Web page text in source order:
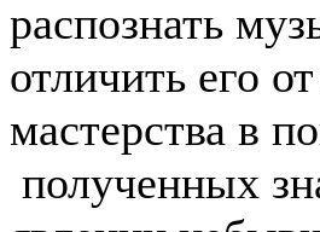
распознать
отличить его
мастерства в
полученных